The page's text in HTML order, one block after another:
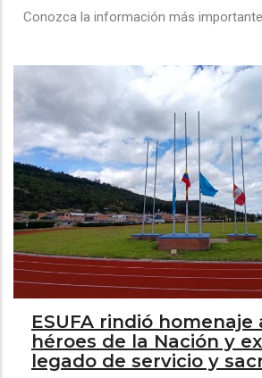
Conozca la información más
ESUFA rindió homenaje
héroes de la Nación y
legado de servicio y